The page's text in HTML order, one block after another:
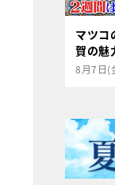
マツコ
賀の魅
8月7日(